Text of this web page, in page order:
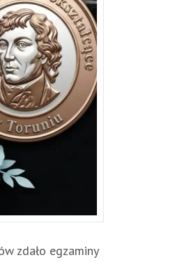
zdało egzaminy